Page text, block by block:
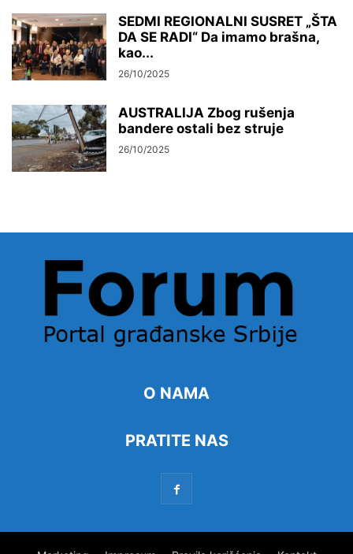
SEDMI REGIONALNI SUSRET „ŠTA
DA SE RADI“ Da imamo brašna,
kao...
26/10/2025
AUSTRALIJA Zbog rušenja
bandere ostali bez struje
26/10/2025
O NAMA
PRATITE NAS